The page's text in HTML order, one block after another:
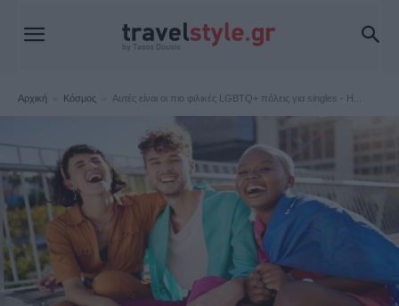
Αρχική Κόσμος Αυτές είναι οι πιο φιλικές LGBTQ+ πόλεις για singles - Η...